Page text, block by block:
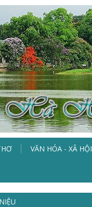
VĂN HÓA - XÃ HỘI